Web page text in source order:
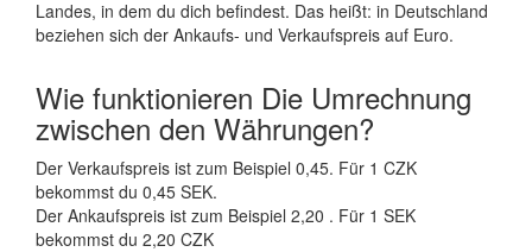
Landes, in dem du dich befindest. Das heißt: in Deutschland
beziehen sich der Ankaufs- und Verkaufspreis auf Euro.
Wie funktionieren Die Umrechnung
zwischen den Währungen?
Der Verkaufspreis ist zum Beispiel 0,45. Für 1 CZK
bekommst du 0,45 SEK.
Der Ankaufspreis ist zum Beispiel 2,20 . Für 1 SEK
bekommst du 2,20 CZK